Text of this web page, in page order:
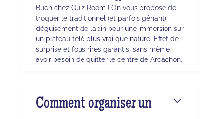
Buch chez Quiz Room ! On vous propose de
troquer le traditionnel (et parfois gênant)
déguisement de lapin pour une immersion sur
un plateau télé plus vrai que nature. Effet de
surprise et fous rires garantis, sans même
avoir besoin de quitter le centre de Arcachon.
Comment organiser un